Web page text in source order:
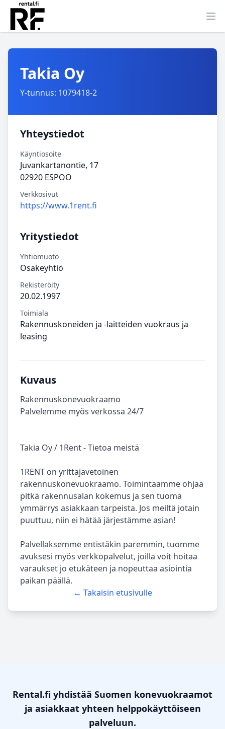
Takia Oy
Y-tunnus: 1079418-2
Yhteystiedot
Käyntiosoite
Juvankartanontie, 17
02920 ESPOO
Verkkosivut
https://www.1rent.fi
Yritystiedot
Yhtiömuoto
Osakeyhtiö
Rekisteröity
20.02.1997
Toimiala
Rakennuskoneiden ja -laitteiden vuokraus ja
leasing
Kuvaus
Rakennuskonevuokraamo
Palvelemme myös verkossa 24/7
Takia Oy / 1Rent - Tietoa meistä
1RENT on yrittäjävetoinen
rakennuskonevuokraamo. Toimintaamme ohjaa
pitkä rakennusalan kokemus ja sen tuoma
ymmärrys asiakkaan tarpeista. Jos meiltä jotain
puuttuu, niin ei hätää järjestämme asian!
Palvellaksemme entistäkin paremmin, tuomme
avuksesi myös verkkopalvelut, joilla voit hoitaa
varaukset jo etukäteen ja nopeuttaa asiointia
paikan päällä.
← Takaisin etusivulle
Rental.fi yhdistää Suomen konevuokraamot
ja asiakkaat yhteen helppokäyttöiseen
palveluun.